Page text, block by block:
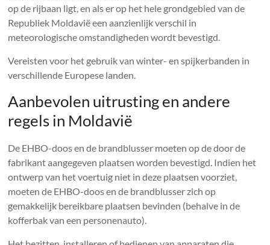
op de rijbaan ligt, en als er op het hele grondgebied van de
Republiek Moldavië een aanzienlijk verschil in
meteorologische omstandigheden wordt bevestigd.
Vereisten voor het gebruik van winter- en spijkerbanden in
verschillende Europese landen.
Aanbevolen uitrusting en andere
regels in Moldavië
De EHBO-doos en de brandblusser moeten op de door de
fabrikant aangegeven plaatsen worden bevestigd. Indien het
ontwerp van het voertuig niet in deze plaatsen voorziet,
moeten de EHBO-doos en de brandblusser zich op
gemakkelijk bereikbare plaatsen bevinden (behalve in de
kofferbak van een personenauto).